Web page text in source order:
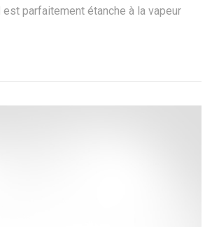
parfaitement étanche à la vapeur